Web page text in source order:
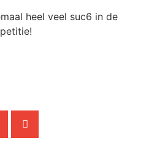
heel veel suc6 in de